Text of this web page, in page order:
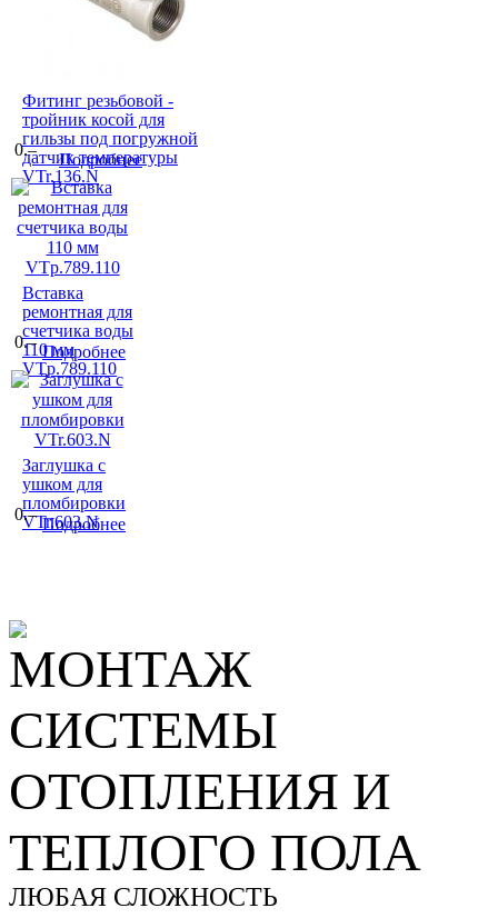
Фитинг резьбовой -
тройник косой для
гильзы под погружной
датчик температуры
VTr.136.N
0.–
Подробнее
Вставка
ремонтная для
счетчика воды
110 мм
VTp.789.110
0.–
Подробнее
Заглушка с
ушком для
пломбировки
VTr.603.N
0.–
Подробнее
МОНТАЖ
СИСТЕМЫ
ОТОПЛЕНИЯ И
ТЕПЛОГО ПОЛА
ЛЮБАЯ СЛОЖНОСТЬ